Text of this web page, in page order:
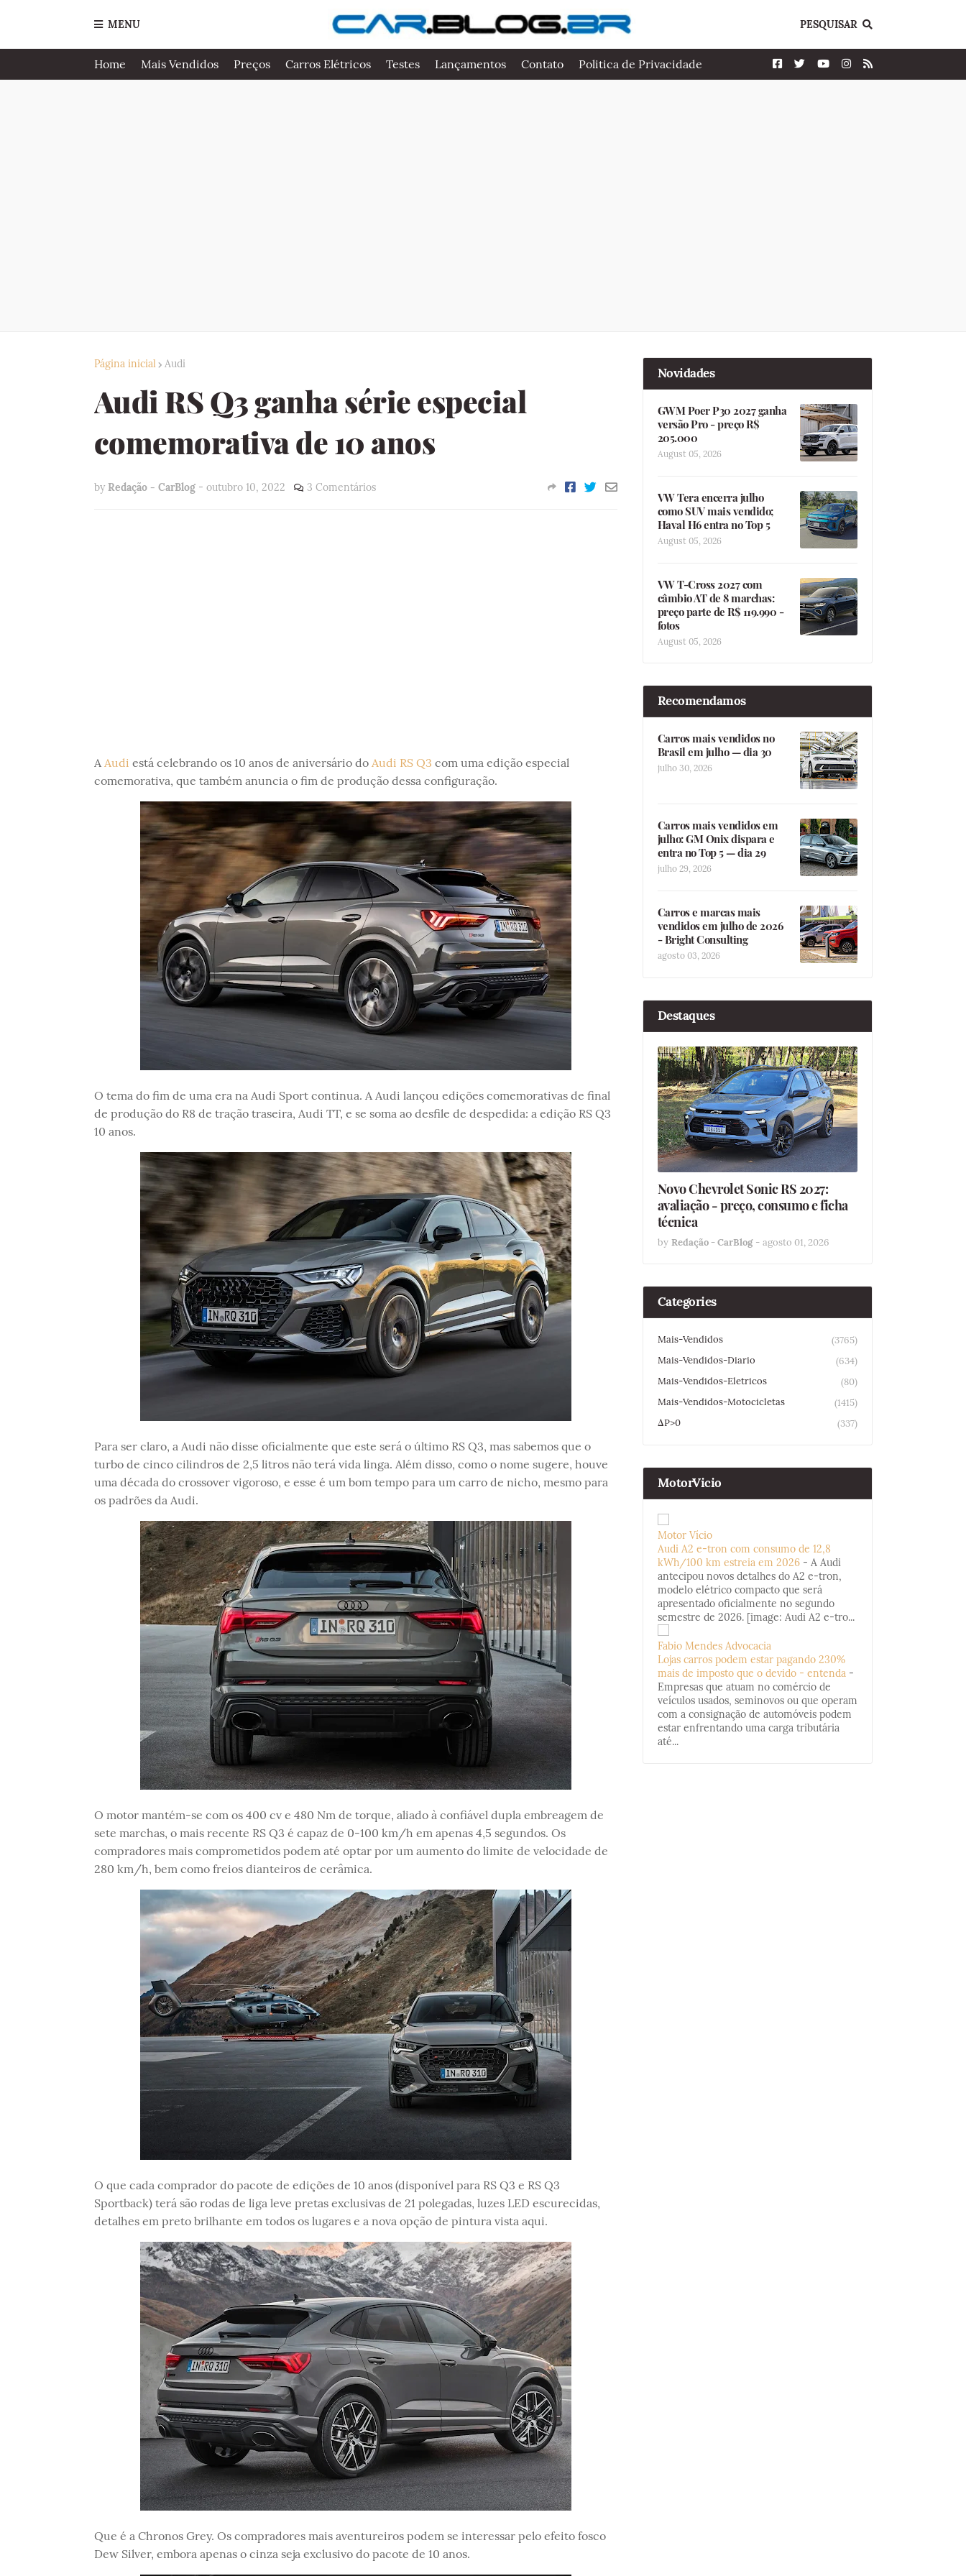
MENU PESQUISAR
Home Mais Vendidos Preços Carros Elétricos Testes Lançamentos Contato Politica de Privacidade
Página inicial Audi
Audi RS Q3 ganha série especial
comemorativa de 10 anos
by Redação - CarBlog - outubro 10, 2022 3 Comentários
A Audi está celebrando os 10 anos de aniversário do Audi RS Q3 com uma edição especial
comemorativa, que também anuncia o fim de produção dessa configuração.
O tema do fim de uma era na Audi Sport continua. A Audi lançou edições comemorativas de final
de produção do R8 de tração traseira, Audi TT, e se soma ao desfile de despedida: a edição RS Q3
10 anos.
Para ser claro, a Audi não disse oficialmente que este será o último RS Q3, mas sabemos que o
turbo de cinco cilindros de 2,5 litros não terá vida linga. Além disso, como o nome sugere, houve
uma década do crossover vigoroso, e esse é um bom tempo para um carro de nicho, mesmo para
os padrões da Audi.
O motor mantém-se com os 400 cv e 480 Nm de torque, aliado à confiável dupla embreagem de
sete marchas, o mais recente RS Q3 é capaz de 0-100 km/h em apenas 4,5 segundos. Os
compradores mais comprometidos podem até optar por um aumento do limite de velocidade de
280 km/h, bem como freios dianteiros de cerâmica.
O que cada comprador do pacote de edições de 10 anos (disponível para RS Q3 e RS Q3
Sportback) terá são rodas de liga leve pretas exclusivas de 21 polegadas, luzes LED escurecidas,
detalhes em preto brilhante em todos os lugares e a nova opção de pintura vista aqui.
Que é a Chronos Grey. Os compradores mais aventureiros podem se interessar pelo efeito fosco
Dew Silver, embora apenas o cinza seja exclusivo do pacote de 10 anos.
Novidades
GWM Poer P30 2027 ganha
versão Pro - preço R$
205.000
August 05, 2026
VW Tera encerra julho
como SUV mais vendido;
Haval H6 entra no Top 5
August 05, 2026
VW T-Cross 2027 com
câmbio AT de 8 marchas:
preço parte de R$ 119.990 -
fotos
August 05, 2026
Recomendamos
Carros mais vendidos no
Brasil em julho — dia 30
julho 30, 2026
Carros mais vendidos em
julho: GM Onix dispara e
entra no Top 5 — dia 29
julho 29, 2026
Carros e marcas mais
vendidos em julho de 2026
- Bright Consulting
agosto 03, 2026
Destaques
Novo Chevrolet Sonic RS 2027:
avaliação - preço, consumo e ficha
técnica
by Redação - CarBlog - agosto 01, 2026
Categories
Mais-Vendidos
(3765)
Mais-Vendidos-Diario
(634)
Mais-Vendidos-Eletricos
(80)
Mais-Vendidos-Motocicletas
(1415)
ΔP>0
(337)
MotorVicio
Motor Vício
Audi A2 e-tron com consumo de 12,8
kWh/100 km estreia em 2026 - A Audi
antecipou novos detalhes do A2 e-tron,
modelo elétrico compacto que será
apresentado oficialmente no segundo
semestre de 2026. [image: Audi A2 e-tro...
Fabio Mendes Advocacia
Lojas carros podem estar pagando 230%
mais de imposto que o devido - entenda -
Empresas que atuam no comércio de
veículos usados, seminovos ou que operam
com a consignação de automóveis podem
estar enfrentando uma carga tributária
até...